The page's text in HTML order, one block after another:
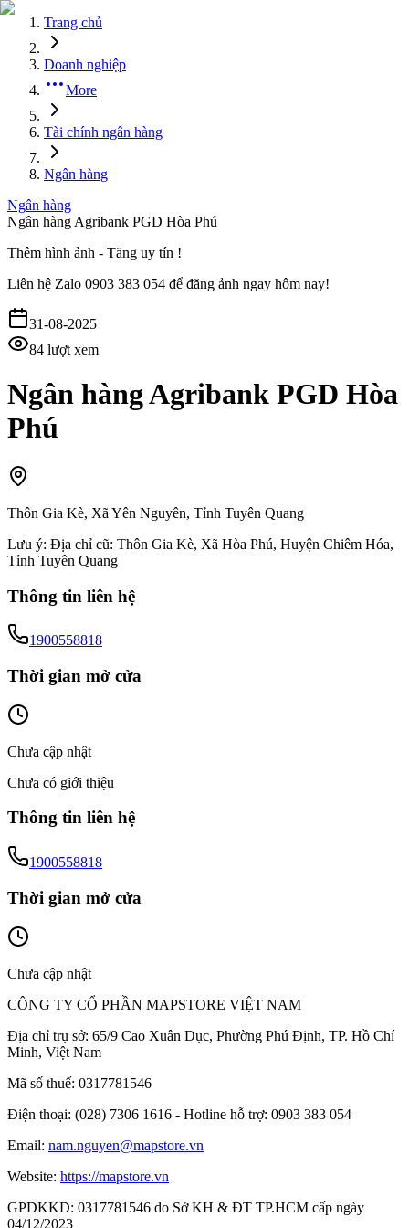
Trang chủ
Doanh nghiệp
More
Tài chính ngân hàng
Ngân hàng
Ngân hàng
Ngân hàng Agribank PGD Hòa Phú
Thêm hình ảnh - Tăng uy tín !
Liên hệ Zalo 0903 383 054 để đăng ảnh ngay hôm nay!
31-08-2025
84 lượt xem
Ngân hàng Agribank PGD Hòa
Phú
Thôn Gia Kè, Xã Yên Nguyên, Tỉnh Tuyên Quang
Lưu ý: Địa chỉ cũ: Thôn Gia Kè, Xã Hòa Phú, Huyện Chiêm Hóa,
Tỉnh Tuyên Quang
Thông tin liên hệ
1900558818
Thời gian mở cửa
Chưa cập nhật
Chưa có giới thiệu
Thông tin liên hệ
1900558818
Thời gian mở cửa
Chưa cập nhật
CÔNG TY CỔ PHẦN MAPSTORE VIỆT NAM
Địa chỉ trụ sở: 65/9 Cao Xuân Dục, Phường Phú Định, TP. Hồ Chí
Minh, Việt Nam
Mã số thuế: 0317781546
Điện thoại: (028) 7306 1616 - Hotline hỗ trợ: 0903 383 054
Email: nam.nguyen@mapstore.vn
Website: https://mapstore.vn
GPDKKD: 0317781546 do Sở KH & ĐT TP.HCM cấp ngày
04/12/2023